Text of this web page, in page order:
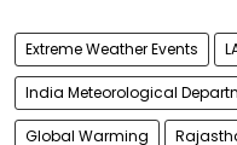
Extreme Weather Events
India Meteorological
Global Warming